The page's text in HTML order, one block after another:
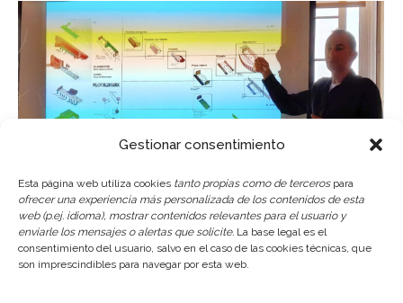
Gestionar consentimiento
Esta página web utiliza cookies tanto propias como de tercerospara
ofrecer una experiencia más personalizada de los contenidos de esta
web (p.ej. idioma), mostrar contenidos relevantes para el usuario y
enviarle los mensajes o alertas que solicite. La base legal es el
consentimiento del usuario, salvo en el caso de las cookies técnicas, que
son imprescindibles para navegar por esta web.
Los juegos de pelota: la
transformación histórica de los